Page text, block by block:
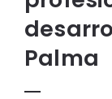
Palma